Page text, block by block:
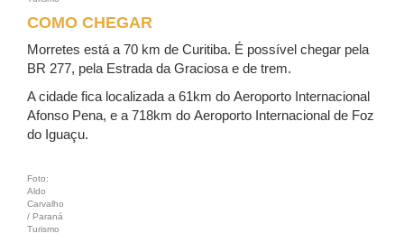
COMO CHEGAR
Morretes está a 70 km de Curitiba. É possível chegar pela
BR 277, pela Estrada da Graciosa e de trem.
A cidade fica localizada a 61km do Aeroporto Internacional
Afonso Pena, e a 718km do Aeroporto Internacional de Foz
do Iguaçu.
Foto:
Aldo
Carvalho
/ Paraná
Turismo